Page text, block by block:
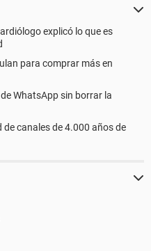
explicó lo que es
para comprar más en
WhatsApp sin borrar la
canales de 4.000 años de